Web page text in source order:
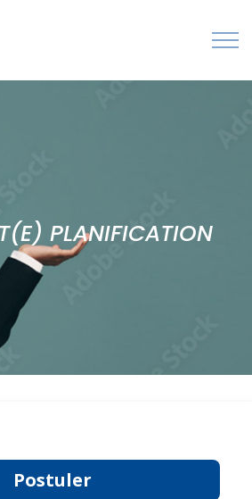
036
PLANIFICATION
Postuler